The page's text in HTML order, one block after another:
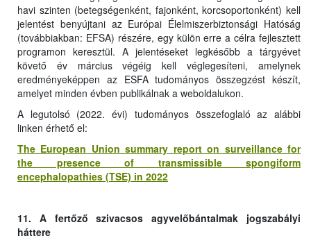
havi szinten (betegségenként, fajonként, korcsoportonként) kell
jelentést benyújtani az Európai Élelmiszerbiztonsági Hatóság
(továbbiakban: EFSA) részére, egy külön erre a célra fejlesztett
programon keresztül. A jelentéseket legkésőbb a tárgyévet
követő év március végéig kell véglegesíteni, amelynek
eredményeképpen az ESFA tudományos összegzést készít,
amelyet minden évben publikálnak a weboldalukon.
A legutolsó (2022. évi) tudományos összefoglaló az alábbi
linken érhető el:
The European Union summary report on surveillance for
the presence of transmissible spongiform
encephalopathies (TSE) in 2022
11. A fertőző szivacsos agyvelőbántalmak jogszabályi
háttere